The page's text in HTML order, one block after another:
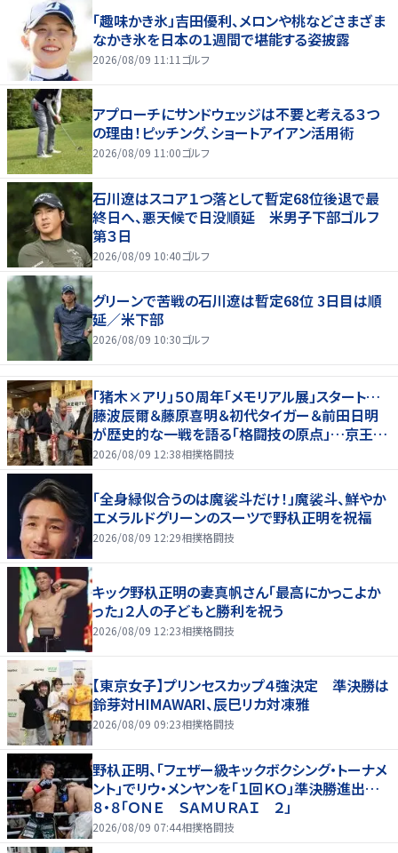
「趣味かき氷」吉田優利、メロンや桃などさまざま
なかき氷を日本の１週間で堪能する姿披露
2026/08/09 11:11 ゴルフ
アプローチにサンドウェッジは不要と考える３つ
の理由！ピッチング、ショートアイアン活用術
2026/08/09 11:00ゴルフ
石川遼はスコア１つ落として暫定68位後退で最
終日へ、悪天候で日没順延 米男子下部ゴルフ
第３日
2026/08/09 10:40ゴルフ
グリーンで苦戦の石川遼は暫定68位 3日目は順
延／米下部
2026/08/09 10:30ゴルフ
「猪木×アリ」５０周年「メモリアル展」スタート…
藤波辰爾＆藤原喜明＆初代タイガー＆前田日明
が歴史的な一戦を語る「格闘技の原点」…京王プ
ラザホテルで３１日まで
2026/08/09 12:38相撲格闘技
「全身緑似合うのは魔裟斗だけ！」魔裟斗、鮮やか
エメラルドグリーンのスーツで野杁正明を祝福
2026/08/09 12:29相撲格闘技
キック野杁正明の妻真帆さん「最高にかっこよか
った」２人の子どもと勝利を祝う
2026/08/09 12:23相撲格闘技
【東京女子】プリンセスカップ４強決定 準決勝は
鈴芽対HIMAWARI、辰巳リカ対凍雅
2026/08/09 09:23相撲格闘技
野杁正明、「フェザー級キックボクシング・トーナメ
ント」でリウ・メンヤンを「１回ＫＯ」準決勝進出…
８・８「ＯＮＥ ＳＡＭＵＲＡＩ ２」
2026/08/09 07:44相撲格闘技